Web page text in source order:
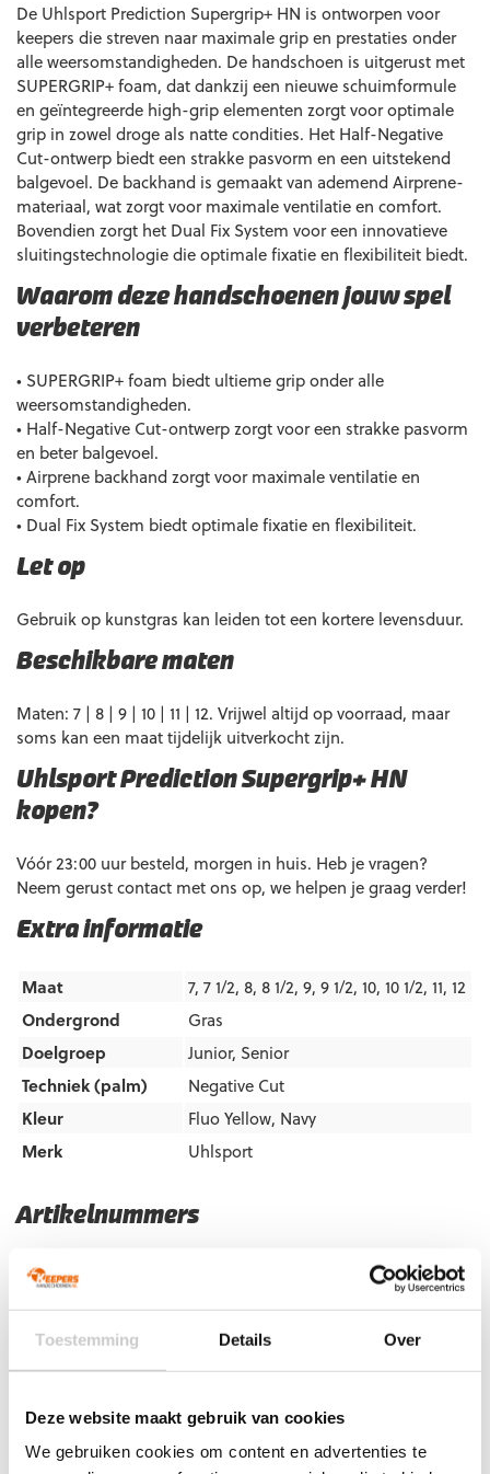
Toestemming Details Over
Deze website maakt gebruik van cookies
We gebruiken cookies om content en advertenties te
Artikelnummers
EAN code
Let op!Houd rekening met 1-2 werkdagen extra levertijd
voor bedrukte artikelen.
Bedrukte artikelen kunnen wij helaas niet terugnemen.
Artikelnummer:101133001Categorieën:Gras
Keepershandschoenen kind,Keepershandschoenen maat 10
Keepershandschoenen maat 11,Keepershandschoenen maat
Keepershandschoenen maat 7 Keepershandschoenen
Extra informatie
Maat
7, 7 1/2, 8, 8 1/2, 9, 9 1/2, 10, 10 1/2, 11, 12
Ondergrond
Gras
Doelgroep
Junior, Senior
Techniek (palm)
Negative Cut
Kleur
Fluo Yellow, Navy
Merk
Uhlsport
De Uhlsport Prediction Supergrip+ HN is ontworpen voor
keepers die streven naar maximale grip en prestaties onder
alle weersomstandigheden. De handschoen is uitgerust met
SUPERGRIP+ foam, dat dankzij een nieuwe schuimformule
en geïntegreerde high-grip elementen zorgt voor optimale
grip in zowel droge als natte condities. Het Half-Negative
Cut-ontwerp biedt een strakke pasvorm en een uitstekend
balgevoel. De backhand is gemaakt van ademend Airprene-
materiaal, wat zorgt voor maximale ventilatie en comfort.
Bovendien zorgt het Dual Fix System voor een innovatieve
sluitingstechnologie die optimale fixatie en flexibiliteit biedt.
Waarom deze handschoenen jouw spel
verbeteren
• SUPERGRIP+ foam biedt ultieme grip onder alle
weersomstandigheden.
• Half-Negative Cut-ontwerp zorgt voor een strakke pasvorm
en beter balgevoel.
• Airprene backhand zorgt voor maximale ventilatie en
comfort.
• Dual Fix System biedt optimale fixatie en flexibiliteit.
Let op
Gebruik op kunstgras kan leiden tot een kortere levensduur.
Beschikbare maten
Maten: 7 | 8 | 9 | 10 | 11 | 12. Vrijwel altijd op voorraad, maar
soms kan een maat tijdelijk uitverkocht zijn.
Uhlsport Prediction Supergrip+ HN
kopen?
Vóór 23:00 uur besteld, morgen in huis. Heb je vragen?
Neem gerust contact met ons op, we helpen je graag verder!